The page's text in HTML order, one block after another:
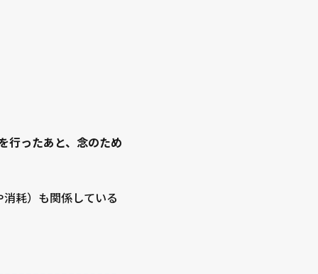
行ったあと、念のため
耗）も関係している